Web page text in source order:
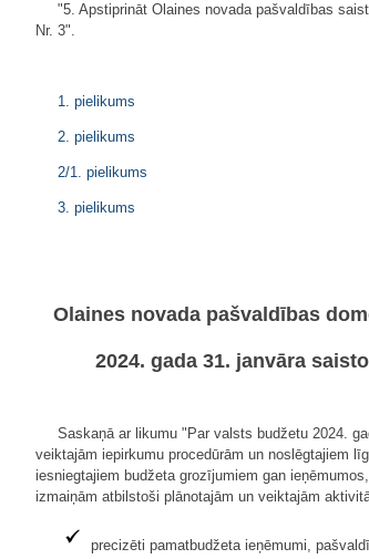
"5. Apstiprināt Olaines novada pašvaldības
Nr. 3".
1. pielikums
2. pielikums
2/1. pielikums
3. pielikums
Olaines novada pašvaldības
2024. gada 31. janvāra
Saskaņā ar likumu "Par valsts budžetu 2024.
veiktajām iepirkumu procedūrām un noslēgtajiem
iesniegtajiem budžeta grozījumiem gan
izmaiņām atbilstoši plānotajām un veiktajām
precizēti pamatbudžeta ieņēmumi,